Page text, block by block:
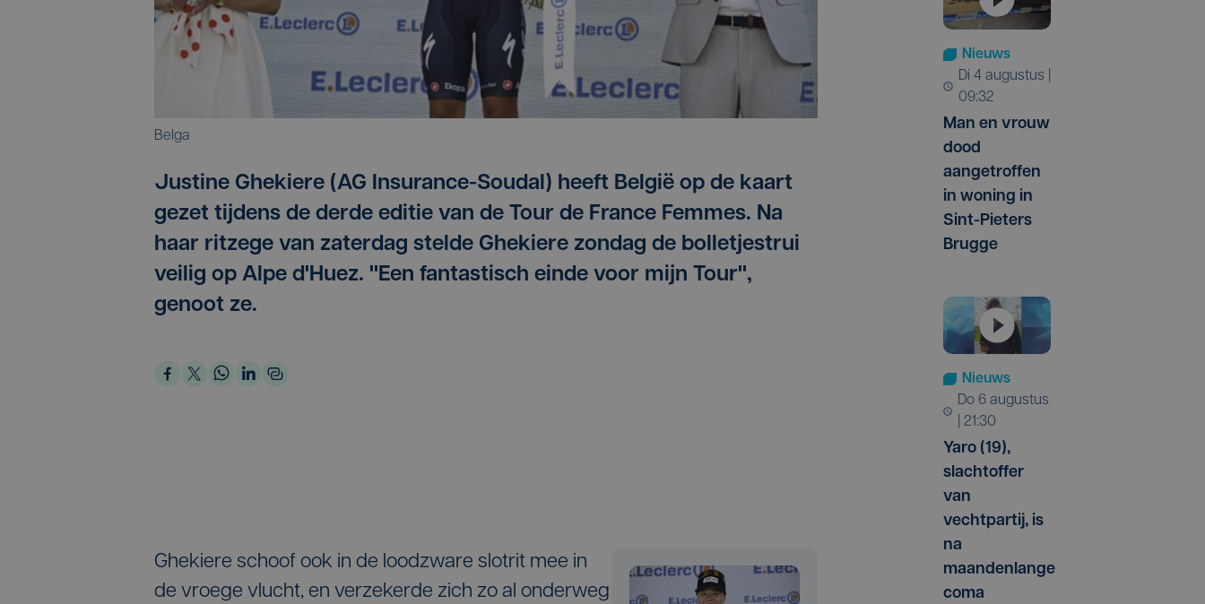
Belga
Justine Ghekiere (AG Insurance-Soudal) heeft België op de kaart
gezet tijdens de derde editie van de Tour de France Femmes. Na
haar ritzege van zaterdag stelde Ghekiere zondag de bolletjestrui
veilig op Alpe d'Huez. "Een fantastisch einde voor mijn Tour",
genoot ze.
Ghekiere schoof ook in de loodzware slotrit mee in
de vroege vlucht, en verzekerde zich zo al onderweg
Nieuws
di 4 augustus |
09:32
Man en vrouw
dood
aangetroffen
in woning in
Sint-Pieters
Brugge
Nieuws
do 6 augustus
| 21:30
Yaro (19),
slachtoffer
van
vechtpartij, is
na
maandenlange
coma